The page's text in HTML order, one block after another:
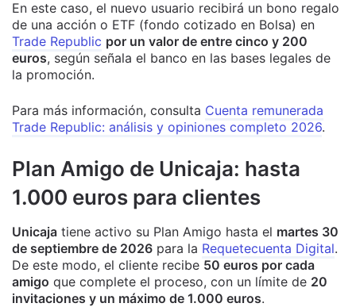
En este caso, el nuevo usuario recibirá un bono regalo
de una acción o ETF (fondo cotizado en Bolsa) en
Trade Republic por un valor de entre cinco y 200
euros, según señala el banco en las bases legales de
la promoción.
Para más información, consulta Cuenta remunerada
Trade Republic: análisis y opiniones completo 2026.
Plan Amigo de Unicaja: hasta
1.000 euros para clientes
Unicaja tiene activo su Plan Amigo hasta el martes 30
de septiembre de 2026 para la Requetecuenta Digital.
De este modo, el cliente recibe 50 euros por cada
amigo que complete el proceso, con un límite de 20
invitaciones y un máximo de 1.000 euros.